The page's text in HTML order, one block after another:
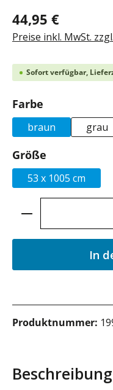
44,95 €
Preise inkl. MwSt.
Sofort verfügbar,
Farbe
braun grau
Größe
53 x 1005 cm
Produkt
In
Produktnummer:
Beschreibung